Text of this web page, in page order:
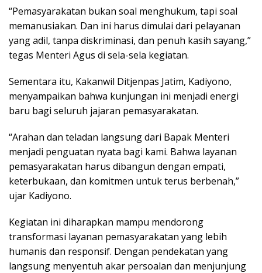
“Pemasyarakatan bukan soal menghukum, tapi soal
memanusiakan. Dan ini harus dimulai dari pelayanan
yang adil, tanpa diskriminasi, dan penuh kasih sayang,”
tegas Menteri Agus di sela-sela kegiatan.
Sementara itu, Kakanwil Ditjenpas Jatim, Kadiyono,
menyampaikan bahwa kunjungan ini menjadi energi
baru bagi seluruh jajaran pemasyarakatan.
“Arahan dan teladan langsung dari Bapak Menteri
menjadi penguatan nyata bagi kami. Bahwa layanan
pemasyarakatan harus dibangun dengan empati,
keterbukaan, dan komitmen untuk terus berbenah,”
ujar Kadiyono.
Kegiatan ini diharapkan mampu mendorong
transformasi layanan pemasyarakatan yang lebih
humanis dan responsif. Dengan pendekatan yang
langsung menyentuh akar persoalan dan menjunjung